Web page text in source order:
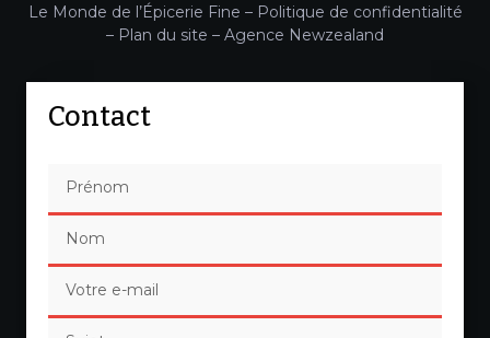
Le Monde de l’Épicerie Fine – Politique de confidentialité
– Plan du site – Agence Newzealand
Contact